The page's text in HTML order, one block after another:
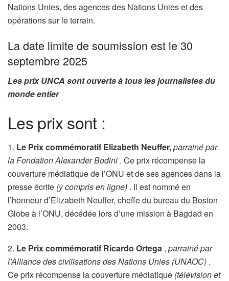
Nations Unies, des agences des Nations Unies et des
opérations sur le terrain.
La date limite de soumission est le 30
septembre 2025
Les prix UNCA sont ouverts à tous les journalistes du
monde entier
Les prix sont :
1. Le Prix commémoratif Elizabeth Neuffer,parrainé par
la Fondation Alexander Bodini . Ce prix récompense la
couverture médiatique de l’ONU et de ses agences dans la
presse écrite (y compris en ligne) . Il est nommé en
l’honneur d’Elizabeth Neuffer, cheffe du bureau du Boston
Globe à l’ONU, décédée lors d’une mission à Bagdad en
2003.
2. Le Prix commémoratif Ricardo Ortega , parrainé par
l’Alliance des civilisations des Nations Unies (UNAOC) .
Ce prix récompense la couverture médiatique (télévision et